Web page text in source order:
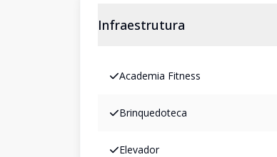
Infraestrutura
Academia Fitness
Brinquedoteca
Elevador